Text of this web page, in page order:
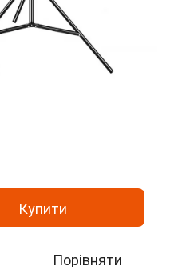
Купити
Порівняти